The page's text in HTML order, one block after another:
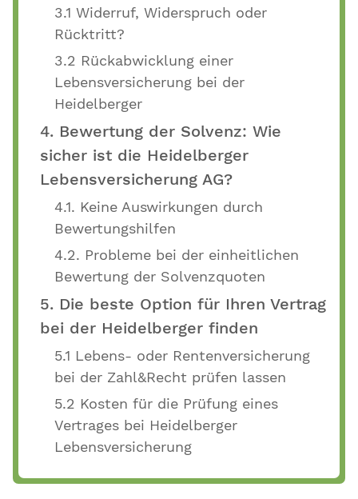
3.1 Widerruf, Widerspruch oder
Rücktritt?
3.2 Rückabwicklung einer
Lebensversicherung bei der
Heidelberger
4. Bewertung der Solvenz: Wie
sicher ist die Heidelberger
Lebensversicherung AG?
4.1. Keine Auswirkungen durch
Bewertungshilfen
4.2. Probleme bei der einheitlichen
Bewertung der Solvenzquoten
5. Die beste Option für Ihren Vertrag
bei der Heidelberger finden
5.1 Lebens- oder Rentenversicherung
bei der Zahl&Recht prüfen lassen
5.2 Kosten für die Prüfung eines
Vertrages bei Heidelberger
Lebensversicherung